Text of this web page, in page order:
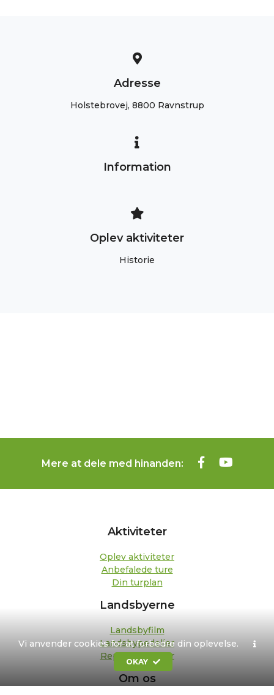
Vi anvender cookies for at forbedre din oplevelse.
OKAY
Adresse
Holstebrovej, 8800 Ravnstrup
Information
Oplev aktiviteter
Historie
Mere at dele med hinanden:
Aktiviteter
Oplev aktiviteter
Anbefalede ture
Din turplan
Landsbyerne
Landsbyfilm
Landsbypedeller
Repræsentanter
Om os